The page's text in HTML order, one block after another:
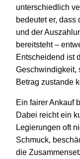
unterschiedlich
bedeutet er, dass
und der
bereitsteht –
Entscheidend ist
Geschwindigkeit,
Betrag zustande
Ein fairer Ankauf
Dabei reicht ein
Legierungen oft
Schmuck,
die